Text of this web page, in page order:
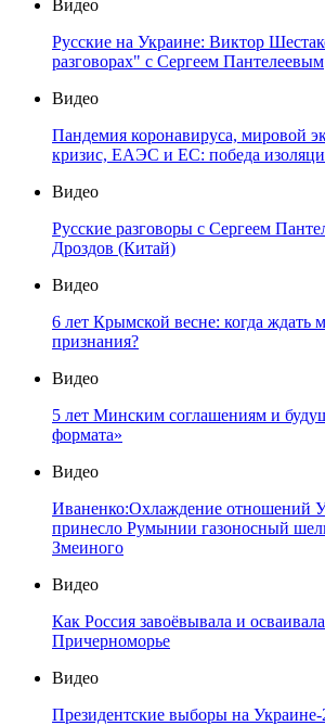
Видео
Русские на Украине: Виктор
разговорах" с Сергеем Пантелеевым
Видео
Пандемия коронавируса, мировой
кризис, ЕАЭС и ЕС: победа
Видео
Русские разговоры с Сергеем
Дроздов (Китай)
Видео
6 лет Крымской весне: когда ждать
признания?
Видео
5 лет Минским соглашениям и
формата»
Видео
Иваненко:Охлаждение отношений
принесло Румынии газоносный
Змеиного
Видео
Как Россия завоёвывала и
Причерноморье
Видео
Президентские выборы на Украине-